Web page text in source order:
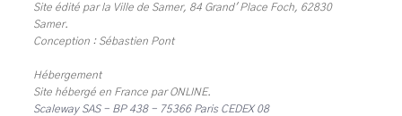
Site édité par la Ville de Samer, 84 Grand' Place Foch, 62830
Samer.
Conception : Sébastien Pont
Hébergement
Site hébergé en France parONLINE.
Scaleway SAS - BP 438 - 75366 Paris CEDEX 08